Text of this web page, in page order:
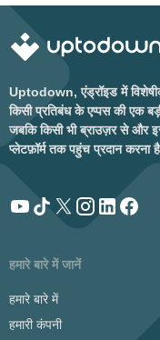
Uptodown, एंड्रॉइड में
किसी प्रतिबंध के एप्पस की एक
जबकि किसी भी ब्राउज़र से और
प्लेटफ़ॉर्म तक पहुंच प्रदान करना
हमारे बारे में जानें
हमारे बारे में
हमारी कंपनी